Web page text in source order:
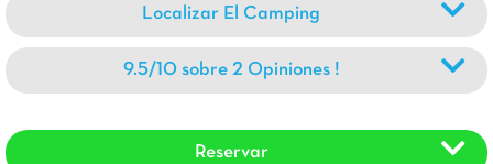
Localizar El Camping
9.5/10 sobre 2 Opiniones !
Reservar